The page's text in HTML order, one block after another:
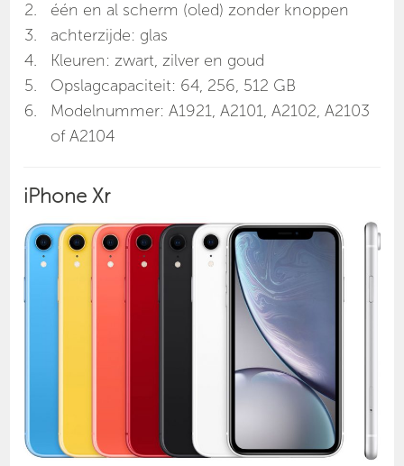
één en al scherm (oled) zonder knoppen
achterzijde: glas
Kleuren: zwart, zilver en goud
Opslagcapaciteit: 64, 256, 512 GB
Modelnummer: A1921, A2101, A2102, A2103
of A2104
iPhone Xr